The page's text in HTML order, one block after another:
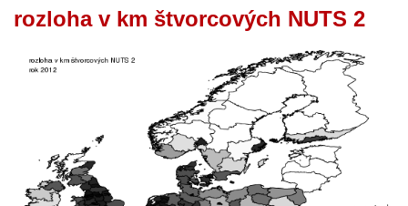
rozloha v km štvorcových NUTS 2